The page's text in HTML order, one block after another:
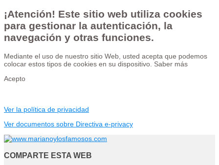
¡Atención! Este sitio web utiliza cookies
para gestionar la autenticación, la
navegación y otras funciones.
Mediante el uso de nuestro sitio Web, usted acepta que podemos
colocar estos tipos de cookies en su dispositivo. Saber más
Acepto
Ver la política de privacidad
Ver documentos sobre Directiva e-privacy
COMPARTE ESTA WEB